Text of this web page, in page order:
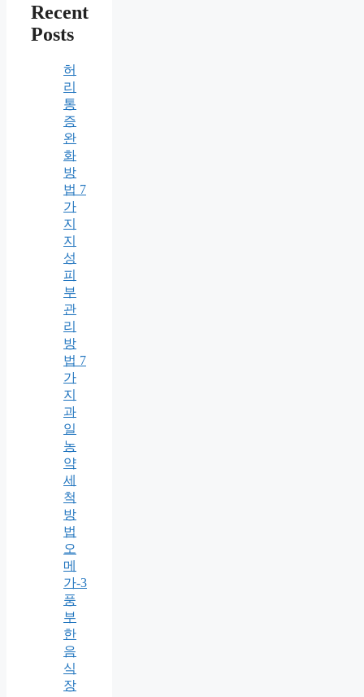
Recent
Posts
허
리
통
증
완
화
방
법 7
가
지
지
성
피
부
관
리
방
법 7
가
지
과
일
농
약
세
척
방
법
오
메
가-3
풍
부
한
음
식
장